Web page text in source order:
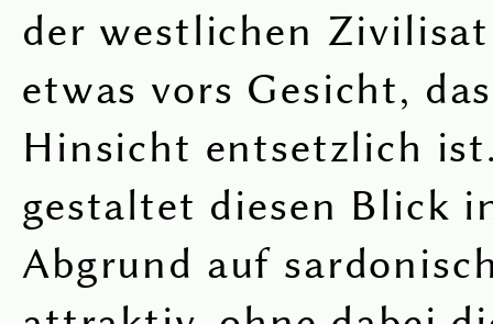
der westlichen
etwas vors Gesicht,
Hinsicht entsetzlich
gestaltet diesen Blick
Abgrund auf